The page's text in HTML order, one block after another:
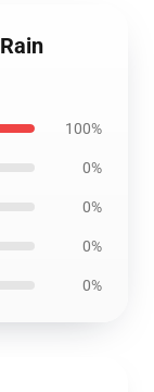
100%
0%
0%
0%
0%